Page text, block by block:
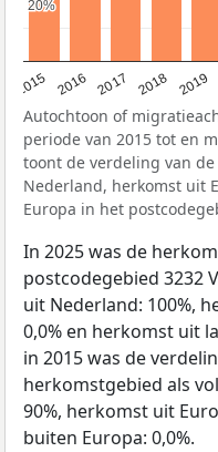
2015 2016 2017 2018 2019
20%
20%
Autochtoon of
periode van 2015 tot en
toont de verdeling van
Nederland, herkomst uit
Europa in het
In 2025 was de
postcodegebied 3232
uit Nederland: 100%,
0,0% en herkomst uit
in 2015 was de
herkomstgebied als
90%, herkomst uit
buiten Europa: 0,0%.